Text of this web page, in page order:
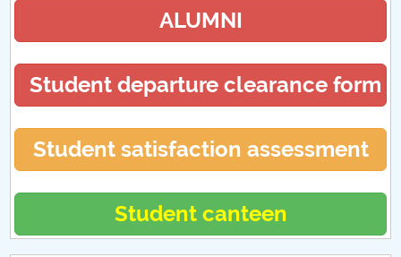
ALUMNI
Student departure clearance form
Student satisfaction assessment
Student canteen